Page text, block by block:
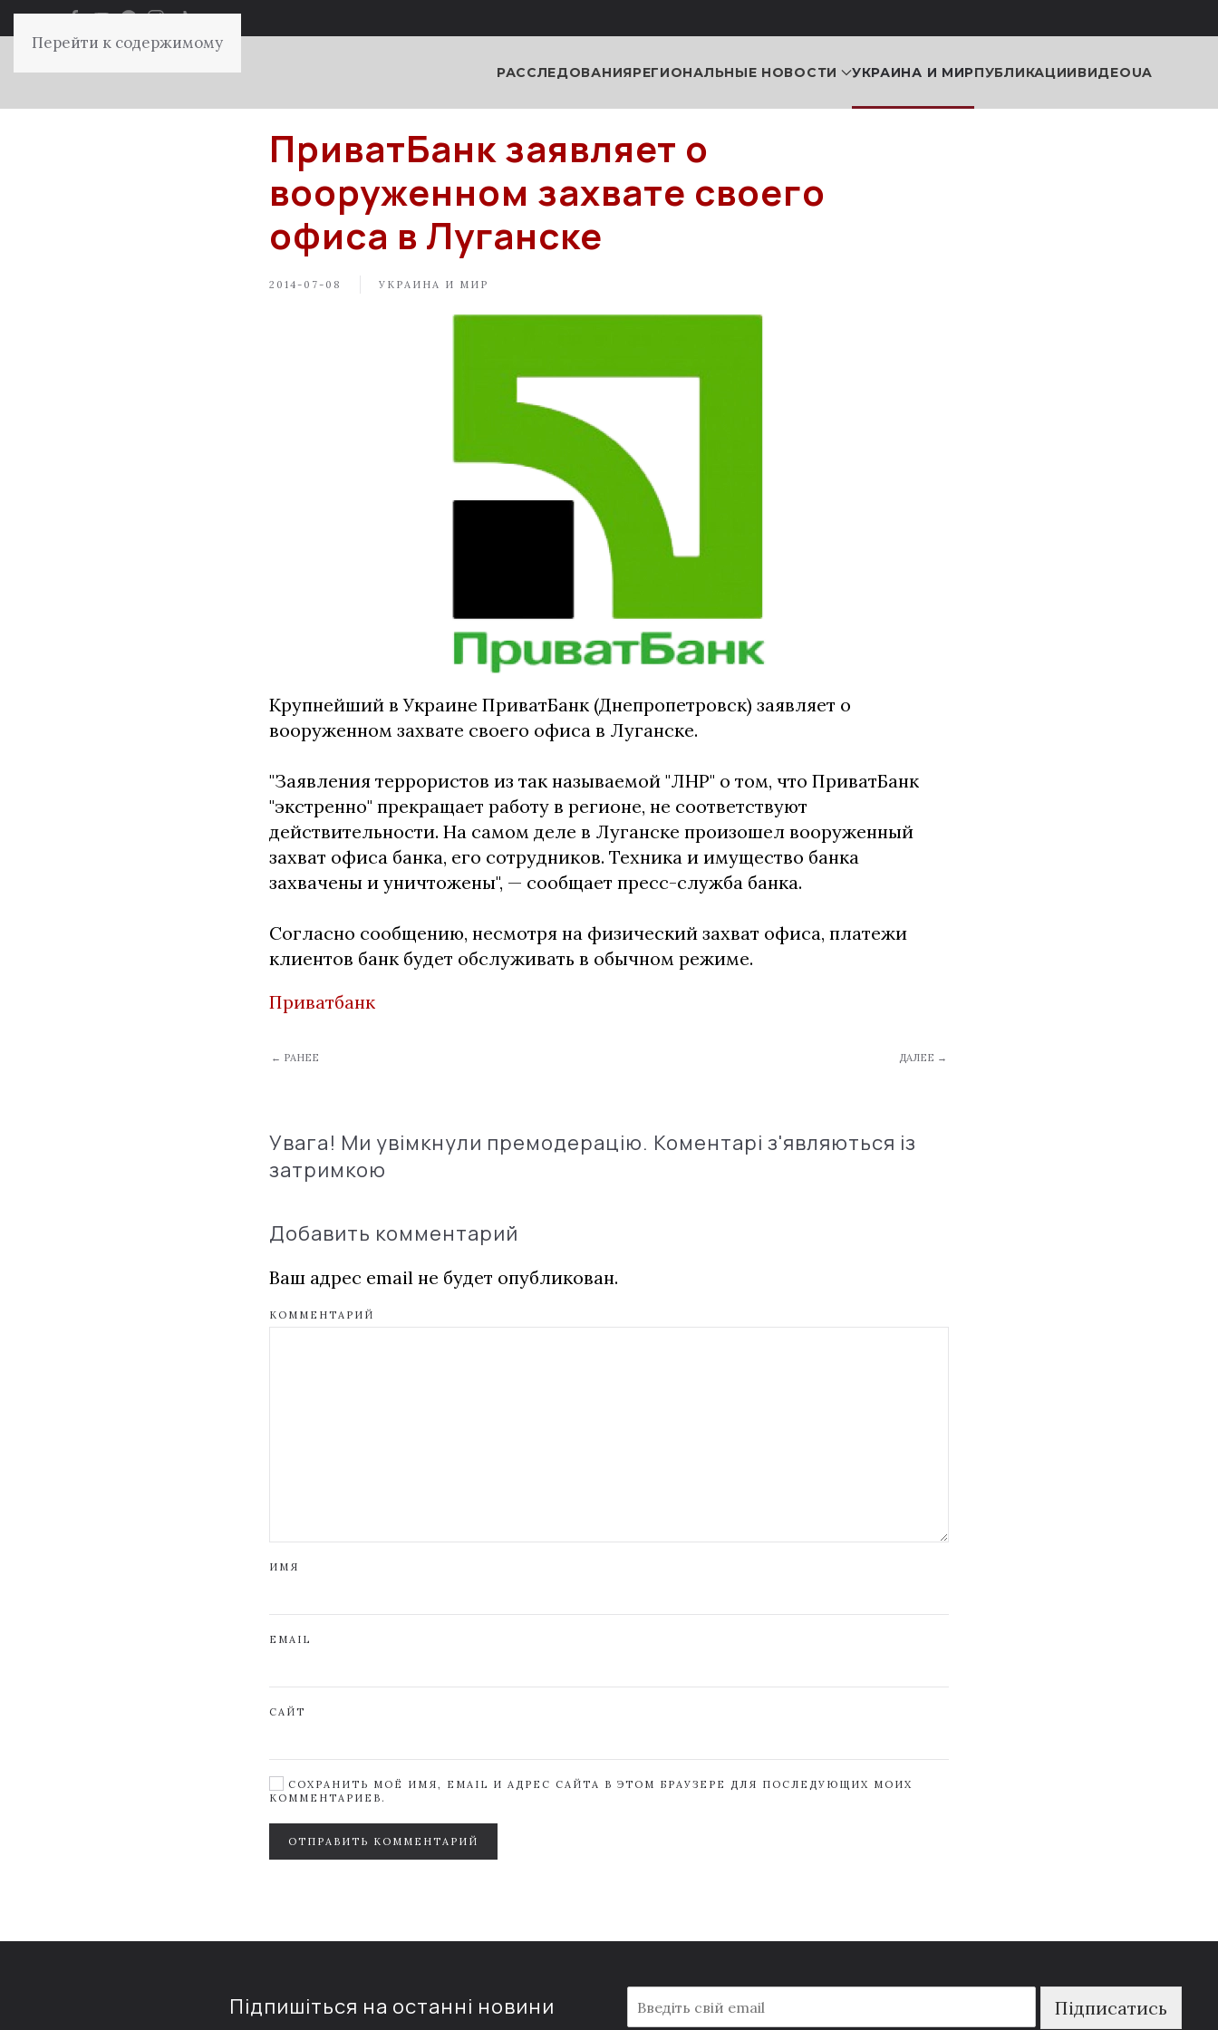
Перейти к содержимому
РАССЛЕДОВАНИЯРЕГИОНАЛЬНЫЕ НОВОСТИ УКРАИНА И МИРПУБЛИКАЦИИВИДЕОUA
ПриватБанк заявляет о
вооруженном захвате своего
офиса в Луганске
2014-07-08 УКРАИНА И МИР
Крупнейший в Украине ПриватБанк (Днепропетровск) заявляет о
вооруженном захвате своего офиса в Луганске.
"Заявления террористов из так называемой "ЛНР" о том, что ПриватБанк
"экстренно" прекращает работу в регионе, не соответствуют
действительности. На самом деле в Луганске произошел вооруженный
захват офиса банка, его сотрудников. Техника и имущество банка
захвачены и уничтожены", — сообщает пресс-служба банка.
Согласно сообщению, несмотря на физический захват офиса, платежи
клиентов банк будет обслуживать в обычном режиме.
Приватбанк
← РАНЕЕ ДАЛЕЕ →
Увага! Ми увімкнули премодерацію. Коментарі з'являються із
затримкою
Добавить комментарий
Ваш адрес email не будет опубликован.
КОММЕНТАРИЙ
ИМЯ
EMAIL
САЙТ
СОХРАНИТЬ МОЁ ИМЯ, EMAIL И АДРЕС САЙТА В ЭТОМ БРАУЗЕРЕ ДЛЯ ПОСЛЕДУЮЩИХ МОИХ
КОММЕНТАРИЕВ.
ОТПРАВИТЬ КОММЕНТАРИЙ
Підпишіться на останні новини
m
Підписатись